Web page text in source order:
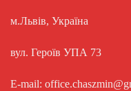
м.Львів, Україна
вул. Героїв УПА 73
E-mail: